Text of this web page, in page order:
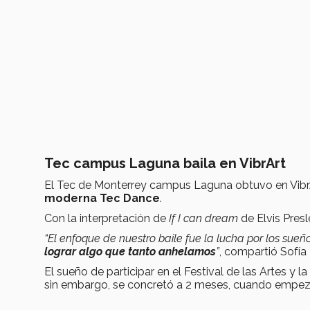
Tec campus Laguna baila en VibrArt
El Tec de Monterrey campus Laguna obtuvo en
moderna Tec Dance.
Con la interpretación de If I can dream de Elvis
“El enfoque de nuestro baile fue la lucha por los
lograr algo que tanto anhelamos”, compartió Sofía
El sueño de participar en el Festival de las Artes y
sin embargo, se concretó a 2 meses, cuando